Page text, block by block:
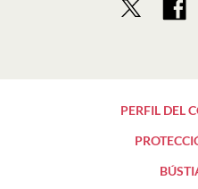
PERFIL DEL